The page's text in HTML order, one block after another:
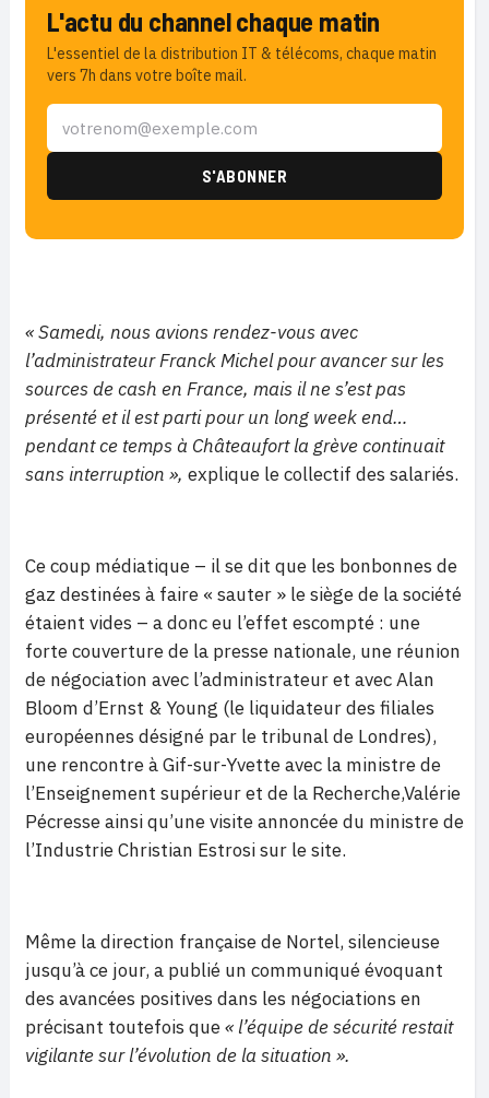
L'actu du channel chaque matin
L'essentiel de la distribution IT & télécoms, chaque matin
vers 7h dans votre boîte mail.
« Samedi, nous avions rendez-vous avec
l’administrateur Franck Michel pour avancer sur les
sources de cash en France, mais il ne s’est pas
présenté et il est parti pour un long week end…
pendant ce temps à Châteaufort la grève continuait
sans interruption », explique le collectif des salariés.
Ce coup médiatique – il se dit que les bonbonnes de
gaz destinées à faire « sauter » le siège de la société
étaient vides – a donc eu l’effet escompté : une
forte couverture de la presse nationale, une réunion
de négociation avec l’administrateur et avec Alan
Bloom d’Ernst & Young (le liquidateur des filiales
européennes désigné par le tribunal de Londres),
une rencontre à Gif-sur-Yvette avec la ministre de
l’Enseignement supérieur et de la Recherche,Valérie
Pécresse ainsi qu’une visite annoncée du ministre de
l’Industrie Christian Estrosi sur le site.
Même la direction française de Nortel, silencieuse
jusqu’à ce jour, a publié un communiqué évoquant
des avancées positives dans les négociations en
précisant toutefois que« l’équipe de sécurité restait
vigilante sur l’évolution de la situation ».